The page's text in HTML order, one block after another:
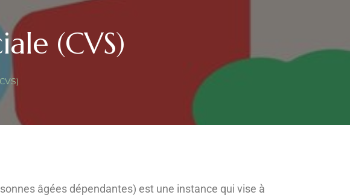
(CVS)
âgées dépendantes) est une instance qui vise à